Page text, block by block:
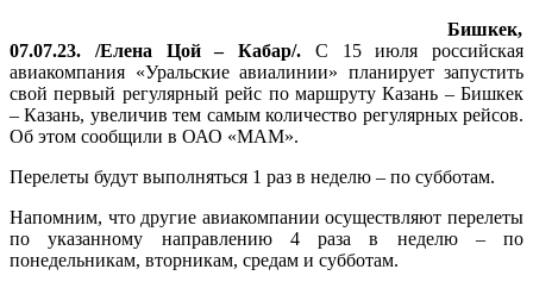
Бишкек,
07.07.23. /Елена Цой – Кабар/. С 15 июля российская
авиакомпания «Уральские авиалинии» планирует запустить
свой первый регулярный рейс по маршруту Казань – Бишкек
– Казань, увеличив тем самым количество регулярных рейсов.
Об этом сообщили в ОАО «МАМ».
Перелеты будут выполняться 1 раз в неделю – по субботам.
Напомним, что другие авиакомпании осуществляют перелеты
по указанному направлению 4 раза в неделю – по
понедельникам, вторникам, средам и субботам.